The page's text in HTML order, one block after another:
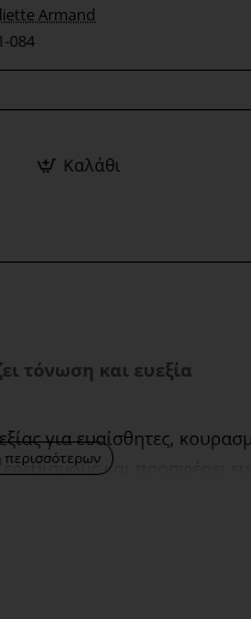
Armand
084
Καλάθι
τόνωση και ευεξία
για ευαίσθητες,
και προσφέρει